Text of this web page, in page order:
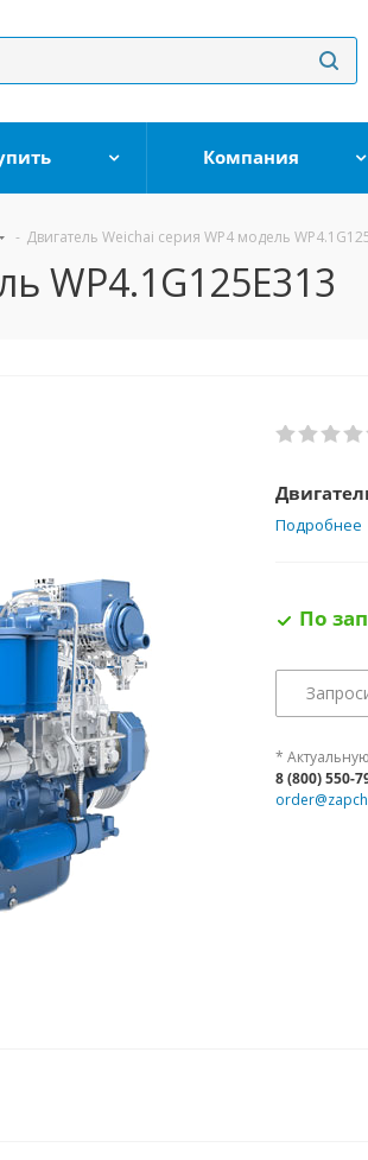
Компания
- Двигатель Weichai серия WP4 модель
WP4.1G125E313
Подробнее
По
*
8 (800) 550-